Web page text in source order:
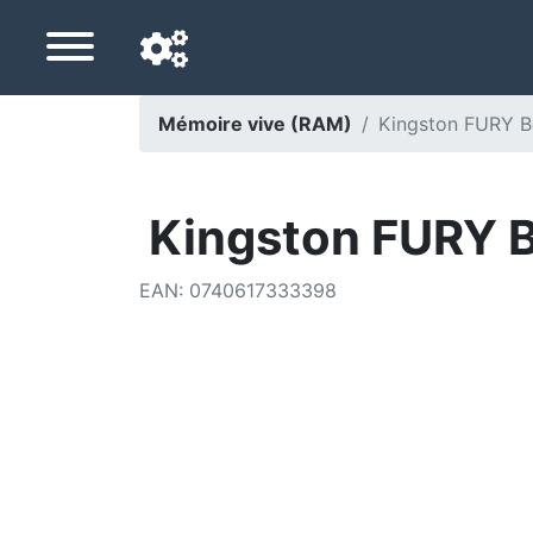
Pays de livraison
Mémoire vive (RAM) Kingston FURY
Kingston FURY
EAN: 0740617333398